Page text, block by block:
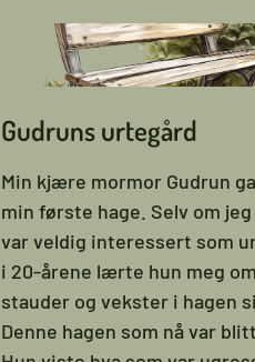
Gudruns urtegård
Min kjære mormor Gudrun
min første hage. Selv om
var veldig interessert som
i 20-årene lærte hun meg om
stauder og vekster i hagen
Denne hagen som nå var